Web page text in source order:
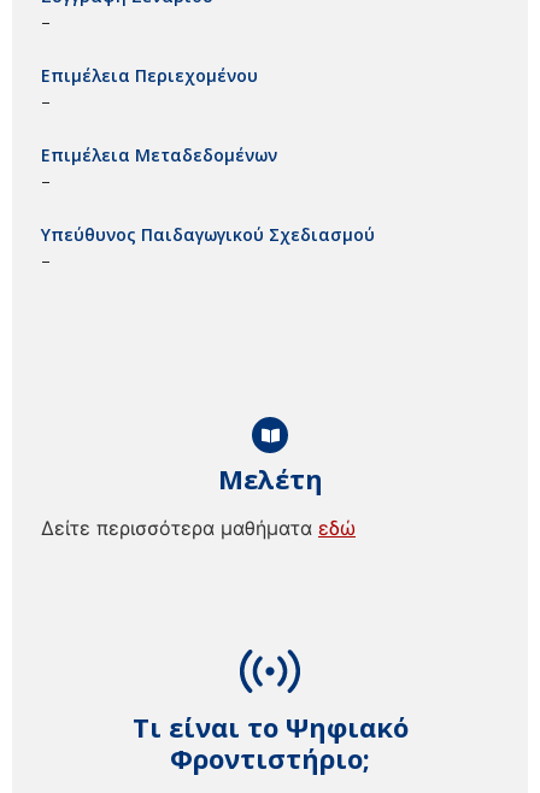
Τι είναι το Ψηφιακό
Φροντιστήριο;
Μελέτη
Δείτε περισσότερα μαθήματα εδώ
–
Επιμέλεια Περιεχομένου
–
Επιμέλεια Μεταδεδομένων
–
Υπεύθυνος Παιδαγωγικού Σχεδιασμού
–